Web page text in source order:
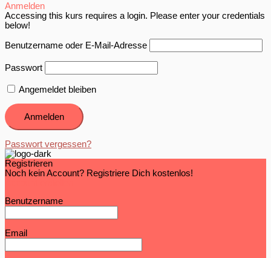
Anmelden
Accessing this kurs requires a login. Please enter your credentials
below!
Benutzername oder E-Mail-Adresse
Passwort
Angemeldet bleiben
Passwort vergessen?
Registrieren
Noch kein Account? Registriere Dich kostenlos!
Benutzername
Email